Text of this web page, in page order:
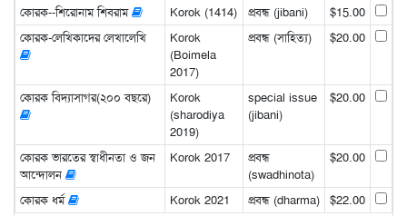
কোরক--শিরোনাম শিবরাম Korok (1414) প্রবন্ধ (jibani)
$15.00
কোরক-লেখিকাদের লেখালেখি
Korok
(Boimela
2017)
প্রবন্ধ (সাহিত্য) $20.00
কোরক বিদ্যাসাগর(২০০ বছরে)
Korok
(sharodiya
2019)
special issue
(jibani)
$20.00
কোরক ভারতের স্বাধীনতা ও জন
আন্দোলন
Korok 2017
প্রবন্ধ
(swadhinota)
$20.00
কোরক ধর্ম Korok 2021 প্রবন্ধ (dharma) $22.00